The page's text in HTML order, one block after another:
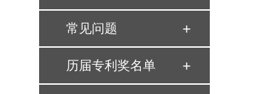
常见问题
历届专利奖名单